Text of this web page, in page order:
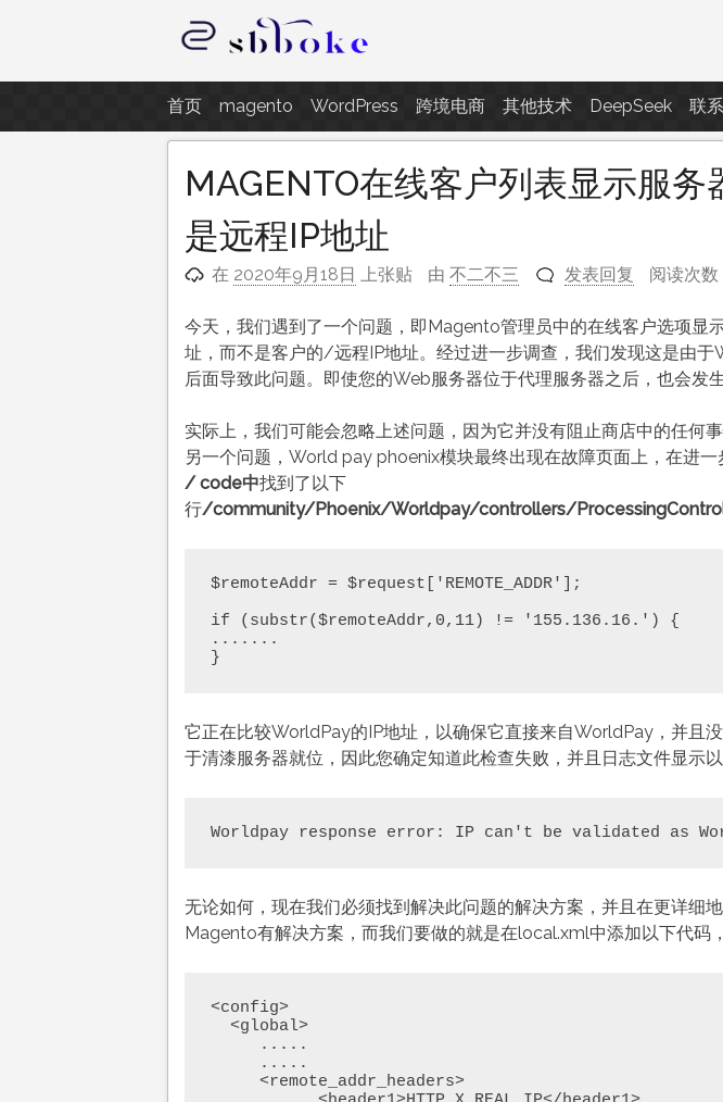
至
内
容
记录跨境电商独立站开发遇到的点点滴滴
首页 magento WordPress 跨境电商 其他技术 DeepSeek 联
MAGENTO在线客户列表显示服务
是远程IP地址
在 2020年9月18日 上张贴 由不二不三 发表回复 阅读次
今天，我们遇到了一个问题，即Magento管理员中的在线客户选项显
址，而不是客户的/远程IP地址。经过进一步调查，我们发现这是由于
后面导致此问题。即使您的Web服务器位于代理服务器之后，也会发生
实际上，我们可能会忽略上述问题，因为它并没有阻止商店中的任何
另一个问题，World pay phoenix模块最终出现在故障页面上，在进一
/ code中找到了以下
行/community/Phoenix/Worldpay/controllers/
$remoteAddr = $request['REMOTE_ADDR'];
if (substr($remoteAddr,0,11) != '155.136.16.') {
.......
}
它正在比较WorldPay的IP地址，以确保它直接来自WorldPay，并且
于清漆服务器就位，因此您确定知道此检查失败，并且日志文件显示以
Worldpay response error: IP can't be validated as
无论如何，现在我们必须找到解决此问题的解决方案，并且在更详细
Magento有解决方案，而我们要做的就是在local.xml中添加以下代码
<config>